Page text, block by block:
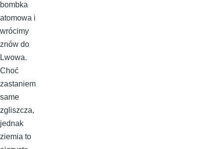
bombka
atomowa i
wrócimy
znów do
Lwowa.
Choć
zastaniem
same
zgliszcza,
jednak
ziemia to